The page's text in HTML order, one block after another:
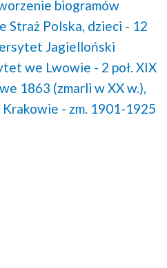
biogramów
Straż Polska, dzieci - 12
Jagielloński
we Lwowie - 2 poł. XIX
1863 (zmarli w XX w.),
- zm. 1901-1925